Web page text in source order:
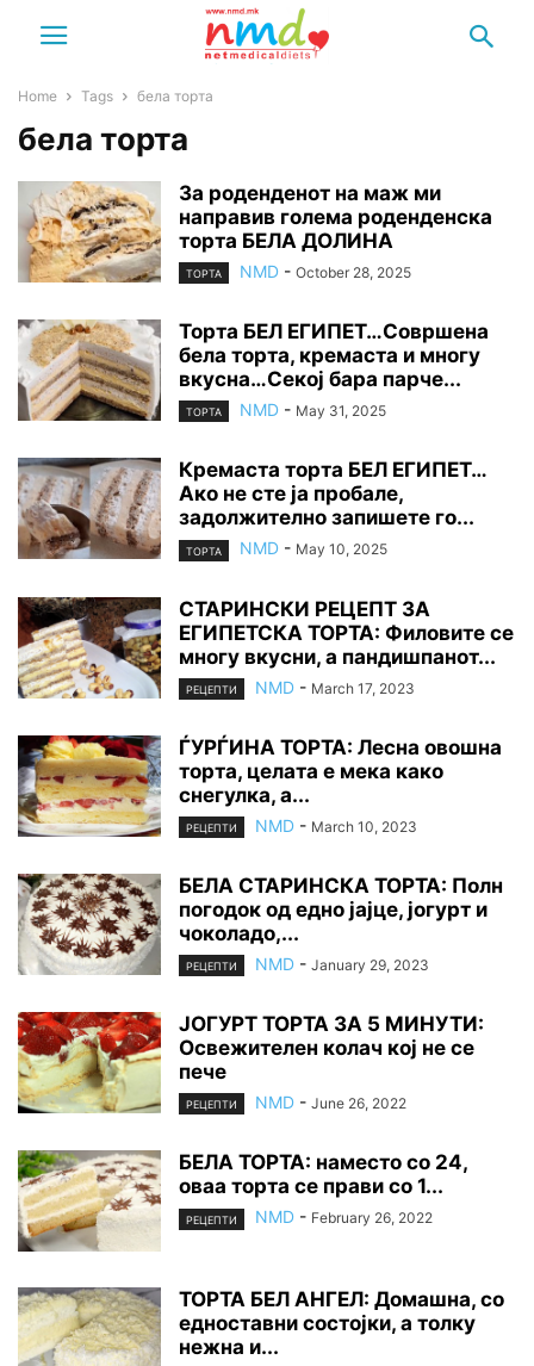
Home Tags бела торта
бела торта
За роденденот на маж ми
направив голема роденденска
торта БЕЛА ДОЛИНА
ТОРТА NMD - October 28, 2025
Торта БЕЛ ЕГИПЕТ…Совршена
бела торта, кремаста и многу
вкусна…Секој бара парче...
ТОРТА NMD - May 31, 2025
Кремаста торта БЕЛ ЕГИПЕТ…
Ако не сте ја пробале,
задолжително запишете го...
ТОРТА NMD - May 10, 2025
СТАРИНСКИ РЕЦЕПТ ЗА
ЕГИПЕТСКА ТОРТА: Филовите се
многу вкусни, а пандишпанот...
РЕЦЕПТИ NMD - March 17, 2023
ЃУРЃИНА ТОРТА: Лесна овошна
торта, целата е мека како
снегулка, а...
РЕЦЕПТИ NMD - March 10, 2023
БЕЛА СТАРИНСКА ТОРТА: Полн
погодок од едно јајце, јогурт и
чоколадо,...
РЕЦЕПТИ NMD - January 29, 2023
ЈОГУРТ ТОРТА ЗА 5 МИНУТИ:
Освежителен колач кој не се
пече
РЕЦЕПТИ NMD - June 26, 2022
БЕЛА ТОРТА: наместо со 24,
оваа торта се прави со 1...
РЕЦЕПТИ NMD - February 26, 2022
ТОРТА БЕЛ АНГЕЛ: Домашна, со
едноставни состојки, а толку
нежна и...